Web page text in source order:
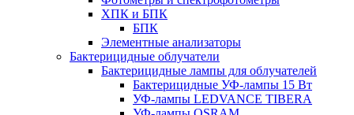
ХПК и БПК
БПК
Элементные анализаторы
Бактерицидные облучатели
Бактерицидные лампы для облучателей
Бактерицидные УФ-лампы 15 Вт
УФ-лампы LEDVANCE TIBERA